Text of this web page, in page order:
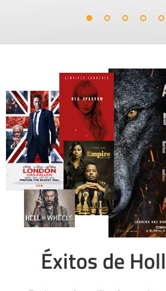
Éxitos de